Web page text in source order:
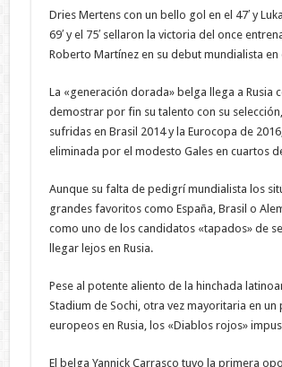
Dries Mertens con un bello gol en el 47′ y
69′ y el 75′ sellaron la victoria del once
Roberto Martínez en su debut mundialista en
La «generación dorada» belga llega a Rusia
demostrar por fin su talento con su
sufridas en Brasil 2014 y la Eurocopa de
eliminada por el modesto Gales en cuartos
Aunque su falta de pedigrí mundialista los
grandes favoritos como España, Brasil o
como uno de los candidatos «tapados» de
llegar lejos en Rusia.
Pese al potente aliento de la hinchada
Stadium de Sochi, otra vez mayoritaria en
europeos en Rusia, los «Diablos rojos»
El belga Yannick Carrasco tuvo la primera